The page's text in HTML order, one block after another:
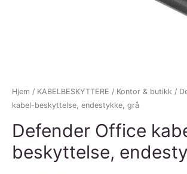
Hjem / KABELBESKYTTERE / Kontor & butikk /
kabel-beskyttelse, endestykke, grå
Defender Office
beskyttelse,